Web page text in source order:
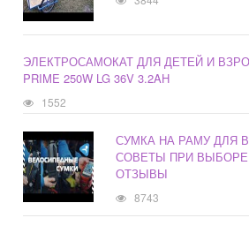
ЭЛЕКТРОСАМОКАТ ДЛЯ ДЕТЕЙ И
PRIME 250W LG 36V 3.2AH
1552
СУМКА НА РАМУ ДЛЯ
СОВЕТЫ ПРИ
ОТЗЫВЫ
8743